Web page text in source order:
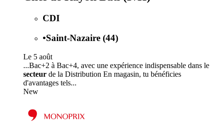
CDI
•Saint-Nazaire (44)
Le 5 août
...Bac+2 à Bac+4, avec une expérience indispensable dans le
secteur de la Distribution En magasin, tu bénéficies
d'avantages tels...
New